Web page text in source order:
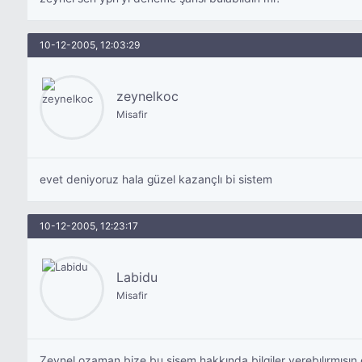
10-12-2005, 12:03:29
zeynelkoc
Misafir
evet deniyoruz hala güzel kazançlı bi sistem
10-12-2005, 12:23:17
Labidu
Misafir